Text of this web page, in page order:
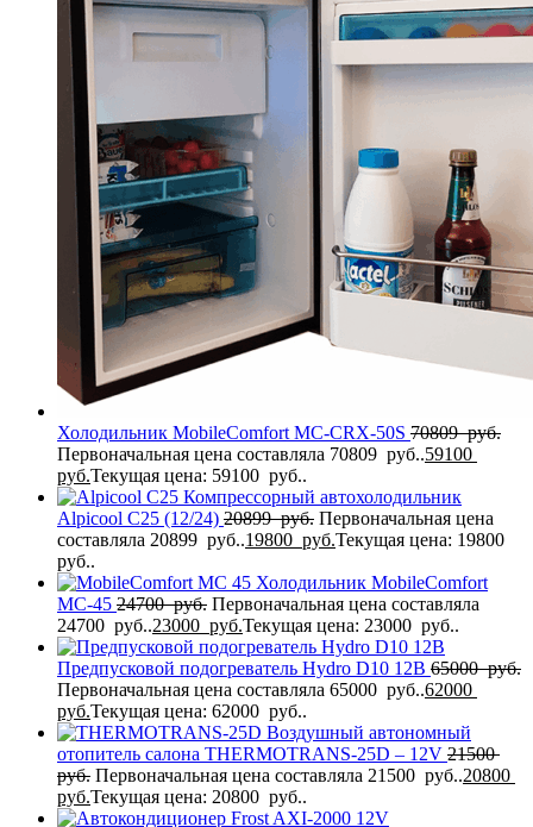
Холодильник MobileComfort MC-CRX-50S 70809руб.
Первоначальная цена составляла 70809 руб..59100
руб.Текущая цена: 59100 руб..
Компрессорный автохолодильник
Alpicool C25 (12/24) 20899руб. Первоначальная цена
составляла 20899 руб..19800 руб.Текущая цена: 19800
руб..
Холодильник MobileComfort
MC-45 24700руб. Первоначальная цена составляла
24700 руб..23000 руб.Текущая цена: 23000 руб..
Предпусковой подогреватель Hydro D10 12В 65000руб.
Первоначальная цена составляла 65000 руб..62000
руб.Текущая цена: 62000 руб..
Воздушный автономный
отопитель салона THERMOTRANS-25D – 12V 21500
руб. Первоначальная цена составляла 21500 руб..20800
руб.Текущая цена: 20800 руб..